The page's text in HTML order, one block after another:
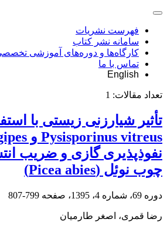
فهرست نشریات
سامانه نشر کتاب
کارگاه‌ها و دوره‌های آموزشی
تماس با ما
English
تعداد مقالات: 1
تأثیر شیارزنی زیستی با
نفوذپذیری گازی و ضریب
چوب نوئل (Picea abies)
دوره 69، شماره 4، 1395، صفحه 799-807
رضا قمری، اصغر طارمیان